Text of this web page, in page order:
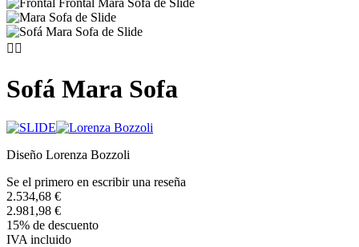
 
Sofá Mara Sofa
Diseño Lorenza Bozzoli
Se el primero en escribir una reseña
2.534,68 €
2.981,98 €
15% de descuento
IVA incluido